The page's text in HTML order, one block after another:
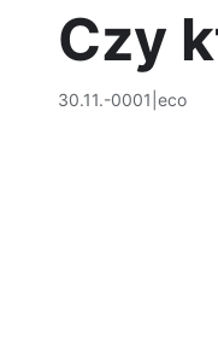
Czy
30.11.-0001 eco